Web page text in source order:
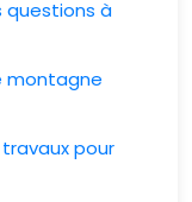
questions à
montagne
pour